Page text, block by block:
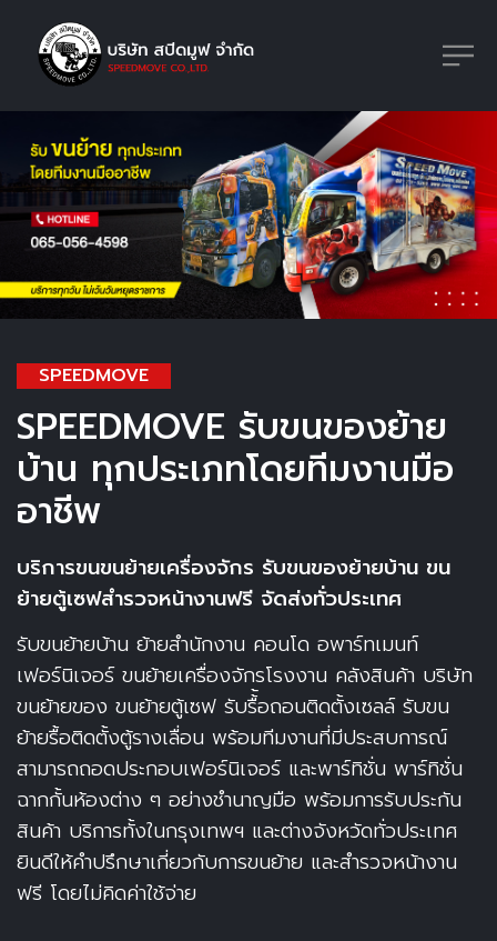
SPEEDMOVE
SPEEDMOVE รับขนของย้าย
บ้าน ทุกประเภทโดยทีมงานมือ
อาชีพ
บริการขนขนย้ายเครื่องจักร รับขนของย้ายบ้าน ขน
ย้ายตู้เซฟสำรวจหน้างานฟรี จัดส่งทั่วประเทศ
รับขนย้ายบ้าน ย้ายสำนักงาน คอนโด อพาร์ทเมนท์
เฟอร์นิเจอร์ ขนย้ายเครื่องจักรโรงงาน คลังสินค้า บริษัท
ขนย้ายของ ขนย้ายตู้เซฟ รับรื้้อถอนติดตั้งเซลล์รับขน
ย้ายรื้อติดตั้งตู้รางเลื่อน พร้อมทีมงานที่มีประสบการณ์
สามารถถอดประกอบเฟอร์นิเจอร์ และพาร์ทิชั่น พาร์ทิชั่น
ฉากกั้นห้องต่าง ๆ อย่างชำนาญมือ พร้อมการรับประกัน
สินค้า บริการทั้งในกรุงเทพฯ และต่างจังหวัดทั่วประเทศ
ยินดีให้คำปรึกษาเกี่ยวกับการขนย้าย และสำรวจหน้างาน
ฟรี โดยไม่คิดค่าใช้จ่าย